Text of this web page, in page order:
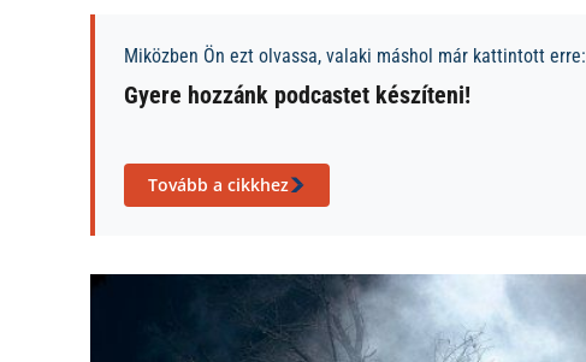
Miközben Ön ezt olvassa, valaki máshol már kattintott erre:
Gyere hozzánk podcastet készíteni!
Tovább a cikkhez